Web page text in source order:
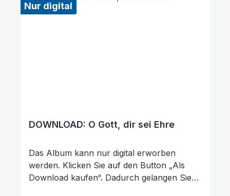
Nur digital
DOWNLOAD: O Gott, dir sei Ehre
Das Album kann nur digital erworben
werden. Klicken Sie auf den Button „Als
Download kaufen“. Dadurch gelangen Sie